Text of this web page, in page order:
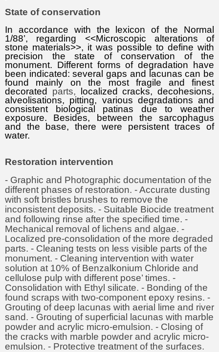
State of conservation
In accordance with the
lexicon of the Normal
1/88’, regarding <<Microscopic alterations of
stone materials>>, it was possible to define with
precision the state of conservation of the
monument. Different forms of degradation have
been indicated: several gaps and lacunas can be
found mainly on the most fragile and finest
decorated parts, localized cracks, decohesions,
alveolisations, pitting, various degradations and
consistent biological patinas due to weather
exposure. Besides, between the sarcophagus
and the base, there were persistent traces of
water.
Restoration intervention
- Graphic and Photographic documentation of the
different phases of restoration. - Accurate dusting
with soft bristles brushes to remove the
inconsistent deposits. - Suitable Biocide treatment
and following rinse after the specified time. -
Mechanical removal of lichens and algae. -
Localized pre-consolidation of the more degraded
parts. - Cleaning tests on less visible parts of the
monument. - Cleaning intervention with water
solution at 10% of Benzalkonium Chloride and
cellulose pulp with different pose’ times. -
Consolidation with Ethyl silicate. - Bonding of the
found scraps with two-component epoxy resins. -
Grouting of deep lacunas with aerial lime and river
sand. - Grouting of superficial lacunas with marble
powder and acrylic micro-emulsion. - Closing of
the cracks with marble powder and acrylic micro-
emulsion. - Protective treatment of the surfaces.